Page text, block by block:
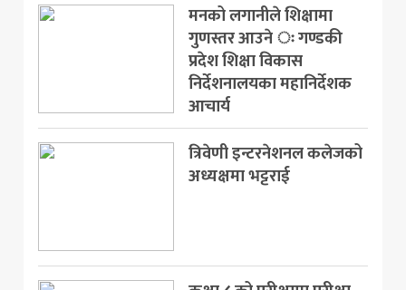
स्वास्थ्य
खेलकुद
मनको लगानीले शिक्षामा
गुणस्तर आउने ः गण्डकी
प्रदेश शिक्षा विकास
निर्देशनालयका महानिर्देशक
आचार्य
त्रिवेणी इन्टरनेशनल कलेजको
अध्यक्षमा भट्टराई